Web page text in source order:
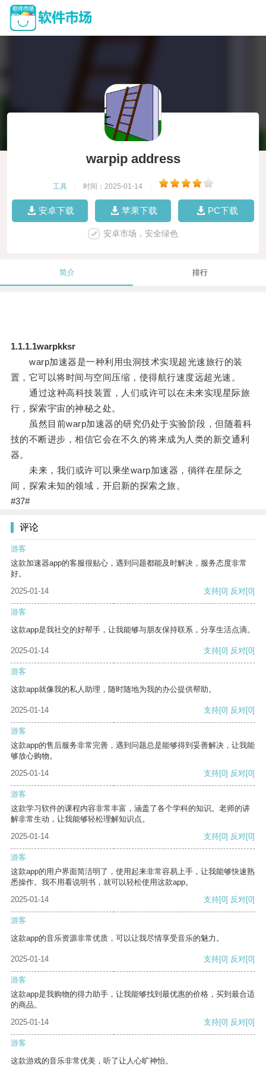
warpip address
工具 时间：2025-01-14
安卓下载 苹果下载 PC下载
安卓市场，安全绿色
简介 排行
1.1.1.1warpkksr
warp加速器是一种利用虫洞技术实现超光速旅行的装
置，它可以将时间与空间压缩，使得航行速度远超光速。
通过这种高科技装置，人们或许可以在未来实现星际旅
行，探索宇宙的神秘之处。
虽然目前warp加速器的研究仍处于实验阶段，但随着科
技的不断进步，相信它会在不久的将来成为人类的新交通利
器。
未来，我们或许可以乘坐warp加速器，徜徉在星际之
间，探索未知的领域，开启新的探索之旅。
#37#
评论
游客
这款加速器app的客服很贴心，遇到问题都能及时解决，服务态度非常
好。
2025-01-14
支持[0] 反对[0]
游客
这款app是我社交的好帮手，让我能够与朋友保持联系，分享生活点滴。
2025-01-14 支持[0] 反对[0]
游客
这款app就像我的私人助理，随时随地为我的办公提供帮助。
2025-01-14 支持[0] 反对[0]
游客
这款app的售后服务非常完善，遇到问题总是能够得到妥善解决，让我能
够放心购物。
2025-01-14
支持[0] 反对[0]
游客
这款学习软件的课程内容非常丰富，涵盖了各个学科的知识。老师的讲
解非常生动，让我能够轻松理解知识点。
2025-01-14
支持[0] 反对[0]
游客
这款app的用户界面简洁明了，使用起来非常容易上手，让我能够快速熟
悉操作。我不用看说明书，就可以轻松使用这款app。
2025-01-14
支持[0] 反对[0]
游客
这款app的音乐资源非常优质，可以让我尽情享受音乐的魅力。
2025-01-14 支持[0] 反对[0]
游客
这款app是我购物的得力助手，让我能够找到最优惠的价格，买到最合适
的商品。
2025-01-14
支持[0] 反对[0]
游客
这款游戏的音乐非常优美，听了让人心旷神怡。